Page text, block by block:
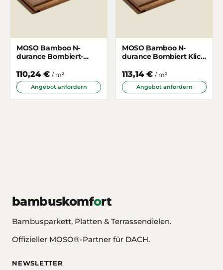
MOSO Bamboo N-
durance Bombiert-
110,24 € / m²
Angebot anfordern
MOSO Bamboo N-
durance Bombiert Klick
113,14 € / m²
Angebot anfordern
bambuskomfort
Bambusparkett, Platten & Terrassendielen.
Offizieller MOSO®-Partner für DACH.
NEWSLETTER